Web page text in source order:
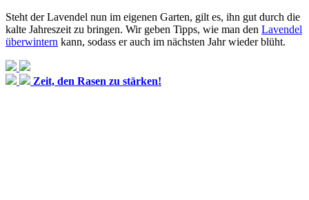
Steht der Lavendel nun im eigenen Garten, gilt es, ihn gut durch die
kalte Jahreszeit zu bringen. Wir geben Tipps, wie man den Lavendel
überwintern kann, sodass er auch im nächsten Jahr wieder blüht.
Zeit, den Rasen zu stärken!